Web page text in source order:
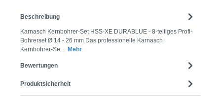
Beschreibung
Karnasch Kernbohrer-Set HSS-XE DURABLUE - 8-teiliges Profi-
Bohrerset Ø 14 - 26 mm Das professionelle Karnasch
Kernbohrer-Se… Mehr
Bewertungen
Produktsicherheit